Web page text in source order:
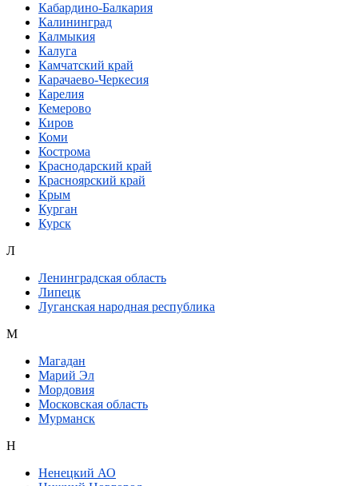
Кабардино-Балкария
Калининград
Калмыкия
Калуга
Камчатский край
Карачаево-Черкесия
Карелия
Кемерово
Киров
Коми
Кострома
Краснодарский край
Красноярский край
Крым
Курган
Курск
Л
Ленинградская область
Липецк
Луганская народная республика
М
Магадан
Марий Эл
Мордовия
Московская область
Мурманск
Н
Ненецкий АО